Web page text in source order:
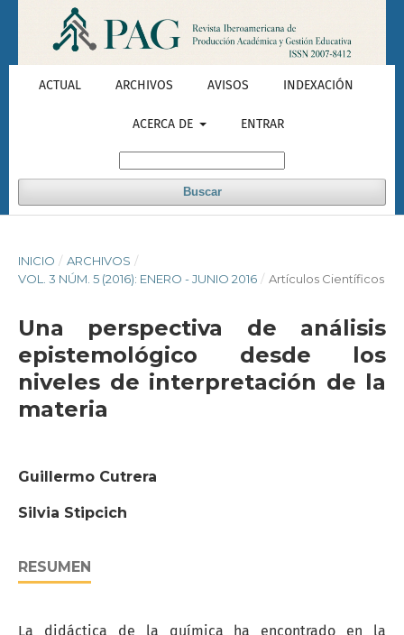
ACTUAL ARCHIVOS AVISOS INDEXACIÓN
ACERCA DE ENTRAR
Buscar
INICIO / ARCHIVOS /
VOL. 3 NÚM. 5 (2016): ENERO - JUNIO 2016 / Artículos Científicos
Una perspectiva de análisis
epistemológico desde los
niveles de interpretación de la
materia
Guillermo Cutrera
Silvia Stipcich
RESUMEN
La didáctica de la química ha encontrado en la